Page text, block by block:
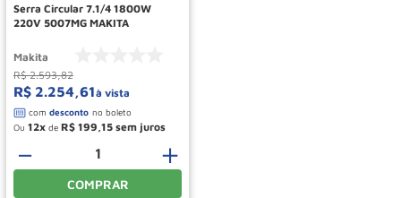
Serra Circular 7.1/4 1800W
220V 5007MG MAKITA
Makita
R$ 2.593,82
R$ 2.254,61à vista
Ou 12 de R$ 199 15
＋
－
COMPRAR